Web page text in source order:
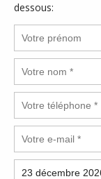
dessous: